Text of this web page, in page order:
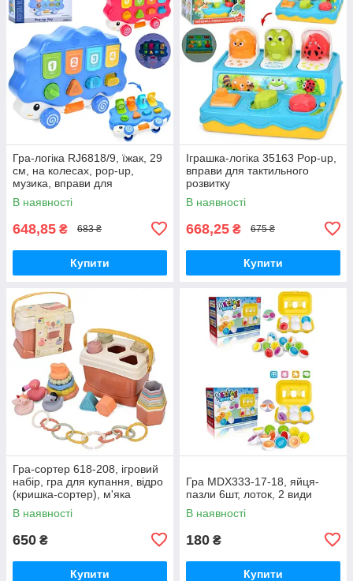
Гра-логіка RJ6818/9, їжак, 29
см, на колесах, pop-up,
музика, вправи для
тактильного та музичного
розвитку
В наявності
648,85 ₴ 683 ₴
Купити
Іграшка-логіка 35163 Pop-up,
вправи для тактильного
розвитку
В наявності
668,25 ₴ 675 ₴
Купити
Гра-сортер 618-208, ігровий
набір, гра для купання, відро
(кришка-сортер), м'яка
пірамідка, вежа, кільця,
тварини
В наявності
650 ₴
Купити
Гра MDX333-17-18, яйця-
пазли 6шт, лоток, 2 види
В наявності
180 ₴
Купити